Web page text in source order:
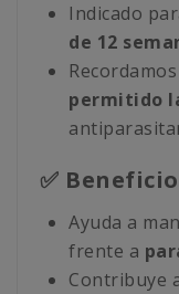
Indicado
de 12
permitido
✅
Ayuda a
frente a
Contribuye